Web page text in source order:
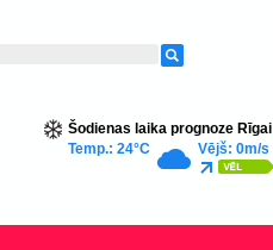
Šodienas laika prognoze Rīgai
Temp.: 24°C
Vējš: 0m/s